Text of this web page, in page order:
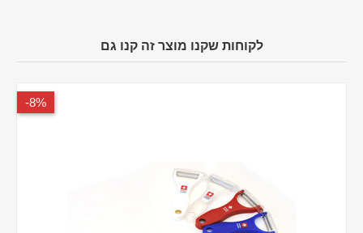
לקוחות שקנו מוצר זה קנו גם
8%-